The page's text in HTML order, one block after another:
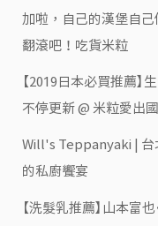
加啦，自己的漢堡自
翻滾吧！吃貨米粒
【2019日本必買推薦
不停更新 @ 米粒愛出國
Will's Teppanyaki | 台
的私廚饗宴
【洗髮乳推薦】山本富